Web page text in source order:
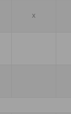
x